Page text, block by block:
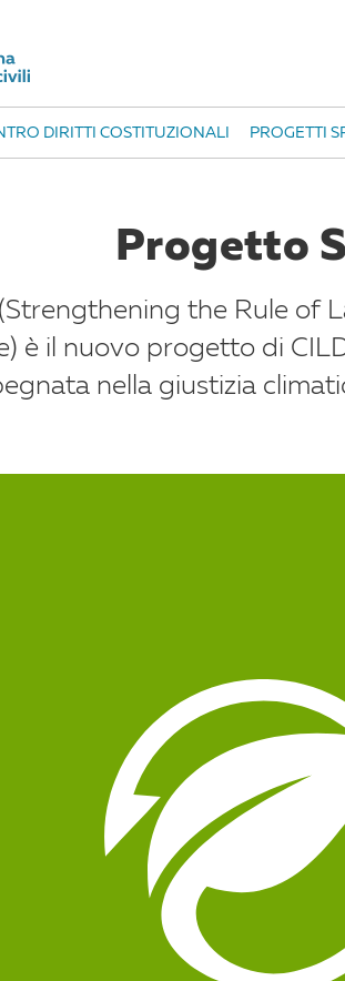
DIRITTI COSTITUZIONALI PROGETTI
Progetto
(Strengthening the Rule of
è il nuovo progetto di
nella giustizia